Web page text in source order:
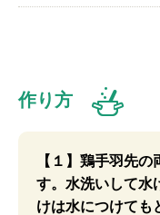
作り方
【１】鶏手羽先
す。水洗いして水
けは水につけても